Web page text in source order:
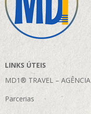
LINKS ÚTEIS
MD1® TRAVEL – AGÊNCIA
Parcerias